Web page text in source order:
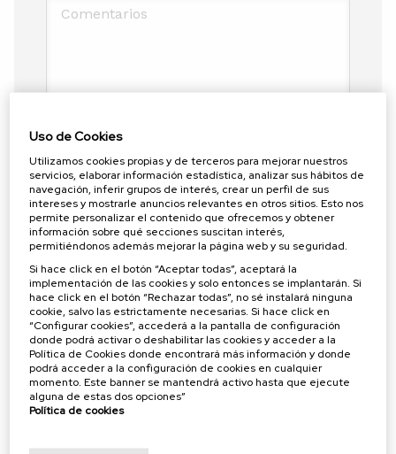
Política de privacidad
He leído y acepto la política de privacidad
Anti spam: Escribe con letras el resultado de sumar
ocho y seis*
More information?
ENVIAR FORMULARIO
Uso de Cookies
Utilizamos cookies propias y de terceros para mejorar nuestros
servicios, elaborar información estadística, analizar sus hábitos de
navegación, inferir grupos de interés, crear un perfil de sus
intereses y mostrarle anuncios relevantes en otros sitios. Esto nos
permite personalizar el contenido que ofrecemos y obtener
información sobre qué secciones suscitan interés,
permitiéndonos además mejorar la página web y su seguridad.
Si hace click en el botón “Aceptar todas”, aceptará la
implementación de las cookies y solo entonces se implantarán. Si
hace click en el botón “Rechazar todas”, no sé instalará ninguna
cookie, salvo las estrictamente necesarias. Si hace click en
“Configurar cookies”, accederá a la pantalla de configuración
donde podrá activar o deshabilitar las cookies y acceder a la
Política de Cookies donde encontrará más información y donde
podrá acceder a la configuración de cookies en cualquier
momento. Este banner se mantendrá activo hasta que ejecute
alguna de estas dos opciones”
Política de cookies